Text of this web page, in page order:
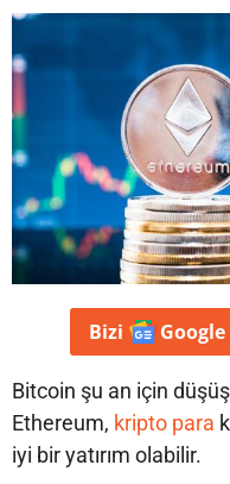
Bizi
Bitcoin şu an için
Ethereum, kripto para
iyi bir yatırım olabilir.